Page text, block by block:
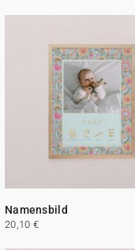
Namensbild
20,10 €